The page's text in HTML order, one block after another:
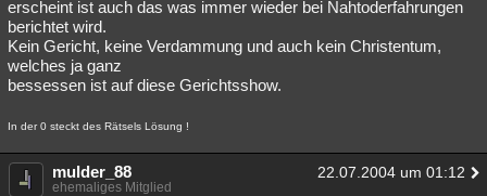
erscheint ist auch das was immer wieder bei Nahtoderfahrungen
berichtet wird.
Kein Gericht, keine Verdammung und auch kein Christentum,
welches ja ganz
bessessen ist auf diese Gerichtsshow.
In der 0 steckt des Rätsels Lösung !
mulder_88 22.07.2004 um 01:12
ehemaliges Mitglied